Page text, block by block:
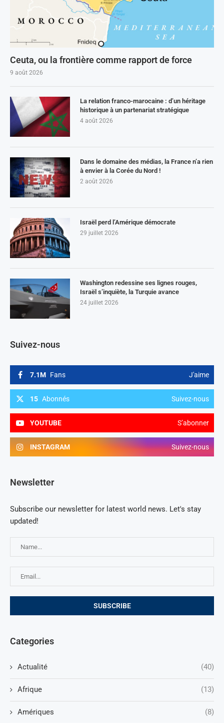
Ceuta, ou la frontière comme rapport de force
9 août 2026
La relation franco-marocaine : d’un héritage
historique à un partenariat stratégique
4 août 2026
Dans le domaine des médias, la France n’a rien
à envier à la Corée du Nord !
2 août 2026
Israël perd l’Amérique démocrate
29 juillet 2026
Washington redessine ses lignes rouges,
Israël s’inquiète, la Turquie avance
24 juillet 2026
Suivez-nous
7.1M Fans J'aime
15 Abonnés Suivez-nous
YOUTUBE S’abonner
INSTAGRAM Suivez-nous
Newsletter
Subscribe our newsletter for latest world news. Let's stay
updated!
Categories
Actualité (40)
Afrique (13)
Amériques (8)